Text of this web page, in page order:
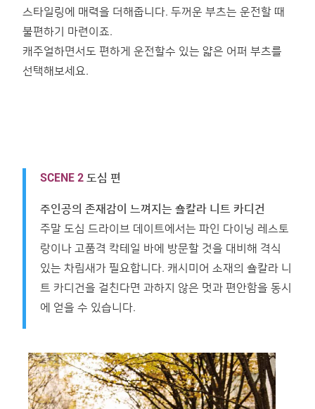
스타일링에 매력을 더해줍니다. 두꺼운 부츠는 운전할 때
불편하기 마련이죠.
캐주얼하면서도 편하게 운전할수 있는 얇은 어퍼 부츠를
선택해보세요.
SCENE 2 도심 편
주인공의 존재감이 느껴지는 숄칼라 니트 카디건
주말 도심 드라이브 데이트에서는 파인 다이닝 레스토
랑이나 고품격 칵테일 바에 방문할 것을 대비해 격식
있는 차림새가 필요합니다. 캐시미어 소재의 숄칼라 니
트 카디건을 걸친다면 과하지 않은 멋과 편안함을 동시
에 얻을 수 있습니다.